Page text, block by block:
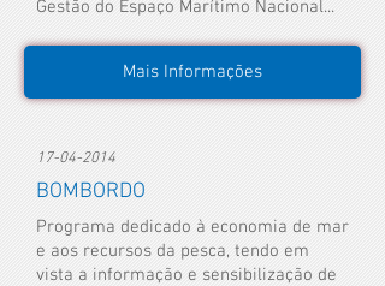
Gestão do Espaço Marítimo Nacional...
Mais Informações
17-04-2014
BOMBORDO
Programa dedicado à economia de mar
e aos recursos da pesca, tendo em
vista a informação e sensibilização de